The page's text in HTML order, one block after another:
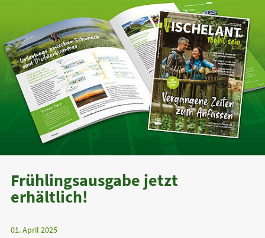
Frühlingsausgabe jetzt
erhältlich!
01. April 2025